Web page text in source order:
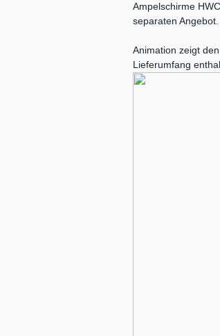
Ampelschirme
separaten Angebot.
Animation zeigt
Lieferumfang